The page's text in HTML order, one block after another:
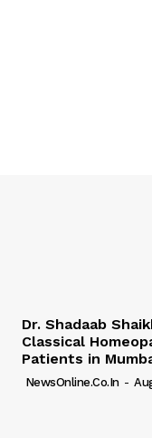
Dr. Shadaab
Classical
Patients in
NewsOnline.co.in -